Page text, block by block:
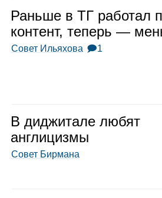
Раньше в ТГ рабо­тал
кон­тент, теперь —
Совет Ильяхова 🗩1
В диджи­тале любят
англи­цизмы
Совет Бирмана